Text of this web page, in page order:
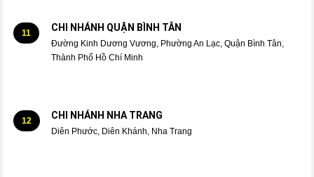
11 CHI NHÁNH QUẬN BÌNH TÂN
Đường Kinh Dương Vương, Phường An Lạc, Quận Bình Tân,
Thành Phố Hồ Chí Minh
12 CHI NHÁNH NHA TRANG
Diên Phước, Diên Khánh, Nha Trang